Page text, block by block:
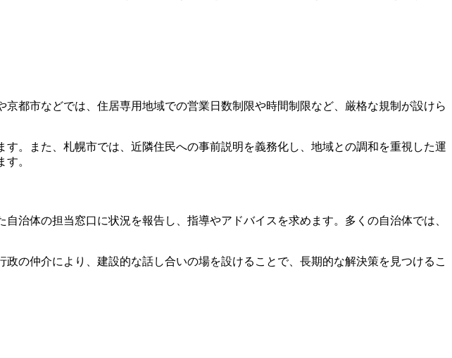
都市などでは、住居専用地域での営業日数制限や時間制限など、厳格な規制が設けら
。また、札幌市では、近隣住民への事前説明を義務化し、地域との調和を重視した運
。
治体の担当窓口に状況を報告し、指導やアドバイスを求めます。多くの自治体では、
の仲介により、建設的な話し合いの場を設けることで、長期的な解決策を見つけるこ